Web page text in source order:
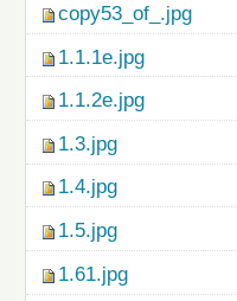
copy53_of_.jpg
1.1.1e.jpg
1.1.2e.jpg
1.3.jpg
1.4.jpg
1.5.jpg
1.61.jpg